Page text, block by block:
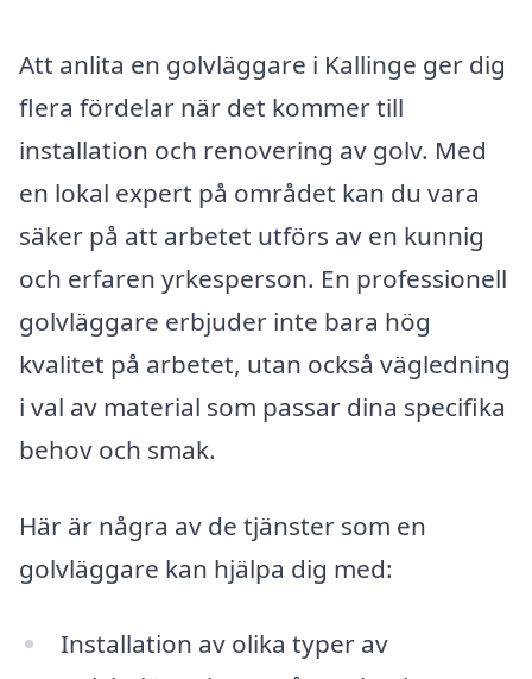
Att anlita en golvläggare i Kallinge ger dig
flera fördelar när det kommer till
installation och renovering av golv. Med
en lokal expert på området kan du vara
säker på att arbetet utförs av en kunnig
och erfaren yrkesperson. En professionell
golvläggare erbjuder inte bara hög
kvalitet på arbetet, utan också vägledning
i val av material som passar dina specifika
behov och smak.
Här är några av de tjänster som en
golvläggare kan hjälpa dig med:
Installation av olika typer av